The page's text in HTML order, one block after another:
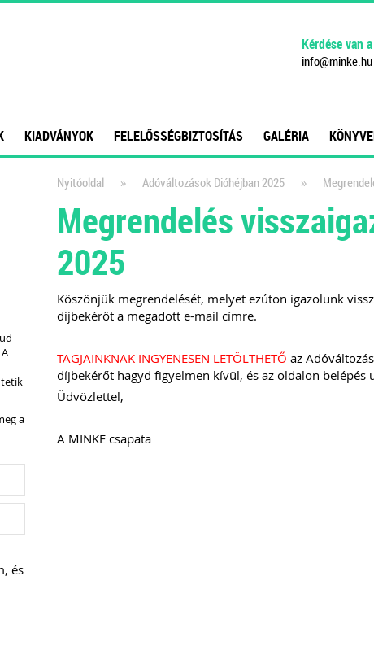
Kérdése van
info@minke.hu
KIADVÁNYOK FELELŐSSÉGBIZTOSÍTÁS GALÉRIA
Nyitóoldal » Adóváltozások Dióhéjban 2025 »
Megrendelés
2025
Köszönjük megrendelését, melyet ezúton igazolunk
dijbekérőt a megadott e-mail címre.
TAGJAINKNAK INGYENESEN LETÖLTHETŐ az
díjbekérőt hagyd figyelmen kívül, és az oldalon belépés
Üdvözlettel,
A MINKE csapata
a
és